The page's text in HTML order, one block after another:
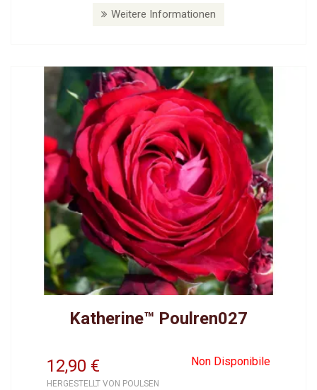
Weitere Informationen
Katherine™ Poulren027
12,90 Non Disponibile
€
HERGESTELLT VON POULSEN